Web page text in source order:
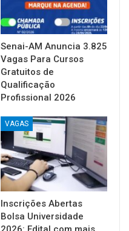
Senai-AM Anuncia 3.825
Vagas Para Cursos
Gratuitos de
Qualificação
Profissional 2026
VAGAS
Inscrições Abertas
Bolsa Universidade